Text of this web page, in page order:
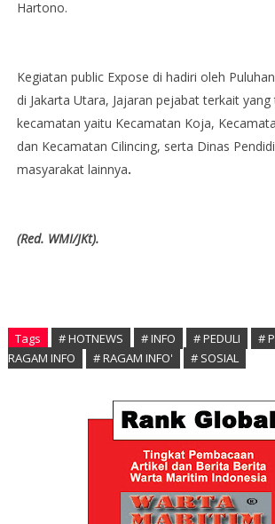
Hartono.
Kegiatan public Expose di hadiri oleh
di Jakarta Utara, Jajaran pejabat terkait
kecamatan yaitu Kecamatan Koja,
dan Kecamatan Cilincing, serta Dinas
masyarakat lainnya.
(Red. WMI/JKt).
Tags # HOTNEWS # INFO # PEDULI #
RAGAM INFO
# RAGAM INFO' # SOSIAL